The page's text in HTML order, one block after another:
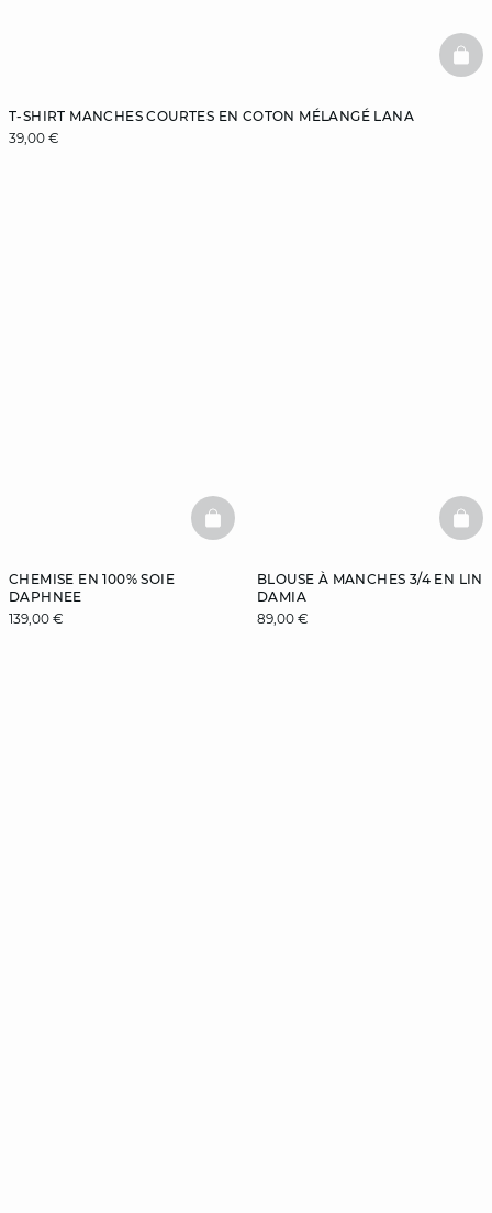
T-SHIRT MANCHES COURTES EN COTON MÉLANGÉ LANA
39,00 €
CHEMISE EN 100% SOIE
DAPHNEE
139,00 €
BASKETFULL
BLOUSE À MANCHES 3/4 EN LIN
DAMIA
89,00 €